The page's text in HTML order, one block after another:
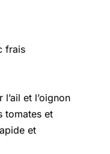
frais
et l’oignon
tomates et
et